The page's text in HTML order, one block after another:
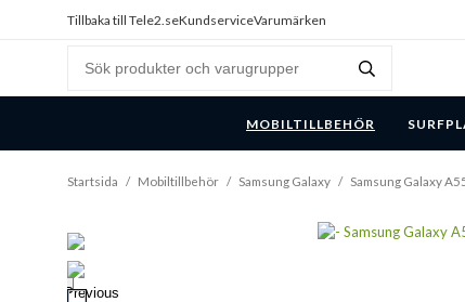
Tillbaka till Tele2.seKundserviceVarumärken
MOBILTILLBEHÖR
Startsida / Mobiltillbehör / Samsung Galaxy / Samsung Galaxy
Previous